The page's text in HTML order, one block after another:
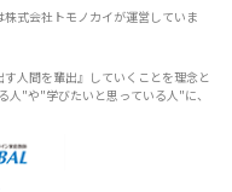
株式会社トモノカイが運営していま
人間を輩出』していくことを理念と
人"や"学びたいと思っている人"に、